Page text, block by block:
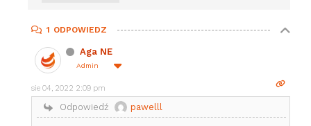
1 ODPOWIEDZ
Aga NE
Admin
sie 04, 2022 2:09 pm
Odpowiedź pawelll